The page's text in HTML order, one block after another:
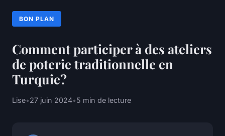
BON PLAN
Comment participer à des ateliers
de poterie traditionnelle en
Turquie?
Lise•27 juin 2024•5 min de lecture